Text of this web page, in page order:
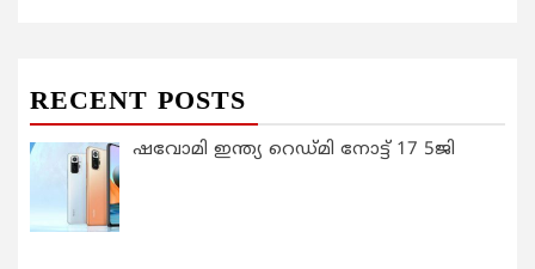
RECENT POSTS
ഷവോമി ഇന്ത്യ റെഡ്മി നോട്ട് 17 5ജി